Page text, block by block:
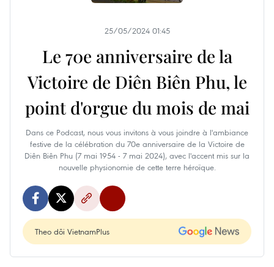
25/05/2024 01:45
Le 70e anniversaire de la
Victoire de Diên Biên Phu, le
point d'orgue du mois de mai
Dans ce Podcast, nous vous invitons à vous joindre à l'ambiance
festive de la célébration du 70e anniversaire de la Victoire de
Diên Biên Phu (7 mai 1954 - 7 mai 2024), avec l'accent mis sur la
nouvelle physionomie de cette terre héroïque.
Theo dõi VietnamPlus